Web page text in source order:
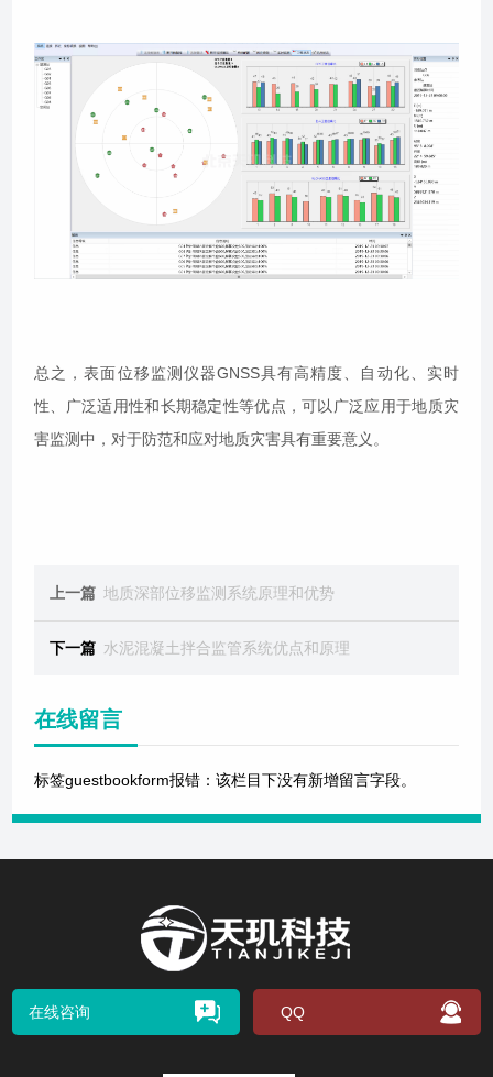
总之，表面位移监测仪器GNSS具有高精度、自动化、实时
性、广泛适用性和长期稳定性等优点，可以广泛应用于地质灾
害监测中，对于防范和应对地质灾害具有重要意义。
上一篇 地质深部位移监测系统原理和优势
下一篇 水泥混凝土拌合监管系统优点和原理
在线留言
标签guestbookform报错：该栏目下没有新增留言字段。
在线咨询 QQ